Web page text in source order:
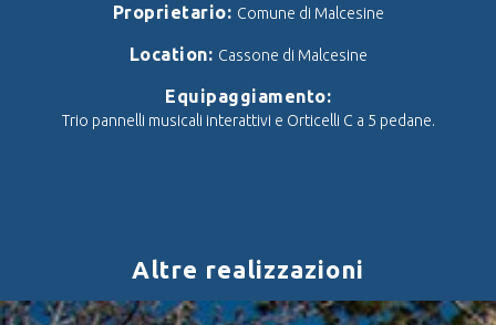
Proprietario: Comune di Malcesine
Location: Cassone di Malcesine
Equipaggiamento:
Trio pannelli musicali interattivi e Orticelli C a 5 pedane.
Altre realizzazioni